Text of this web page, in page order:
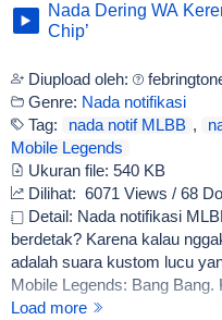
Nada Dering WA
Chip’
Diupload oleh:
Genre: Nada notifikasi
Tag:
nada notif MLBB ,
Mobile Legends
Ukuran file: 540 KB
Dilihat: 6071 Views / 68
Detail: Nada notifikasi
berdetak? Karena kalau
adalah suara kustom lucu
Mobile Legends: Bang Bang.
Nolan, melainkan konten
Load more